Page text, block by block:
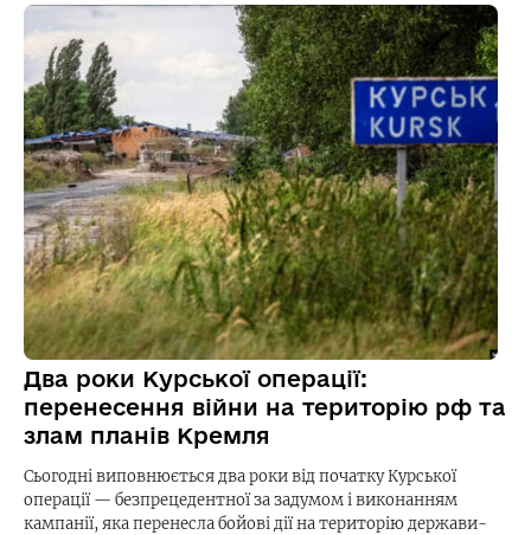
Два роки Курської операції:
перенесення війни на територію рф та
злам планів Кремля
Сьогодні виповнюється два роки від початку Курської
операції — безпрецедентної за задумом і виконанням
кампанії, яка перенесла бойові дії на територію держави-